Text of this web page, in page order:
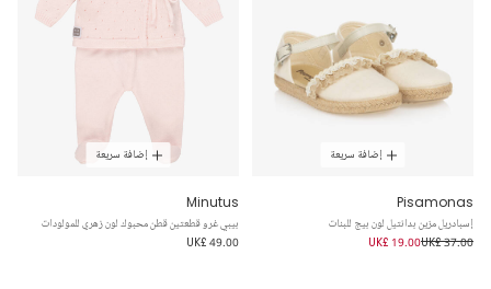
إضافة سريعة
Pisamonas
إسبادريل مزين بدانتيل لون بيج للبنات
UK£ 37.00
UK£ 19.00
إضافة سريعة
Minutus
بيبي غرو قطعتين قطن محبوك لون زهري للمولودات
UK£ 49.00